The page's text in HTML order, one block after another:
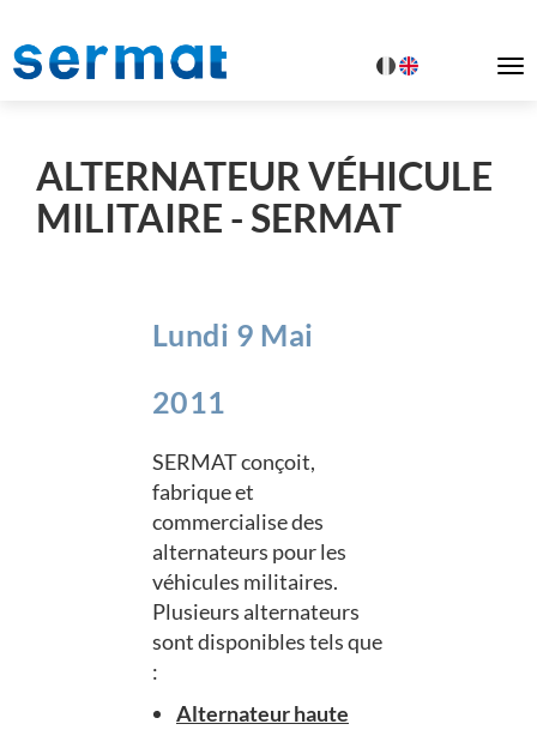
ALTERNATEUR VÉHICULE
MILITAIRE - SERMAT
Lundi 9 Mai
2011
SERMAT conçoit,
fabrique et
commercialise des
alternateurs pour les
véhicules militaires.
Plusieurs alternateurs
sont disponibles tels que
:
Alternateur haute